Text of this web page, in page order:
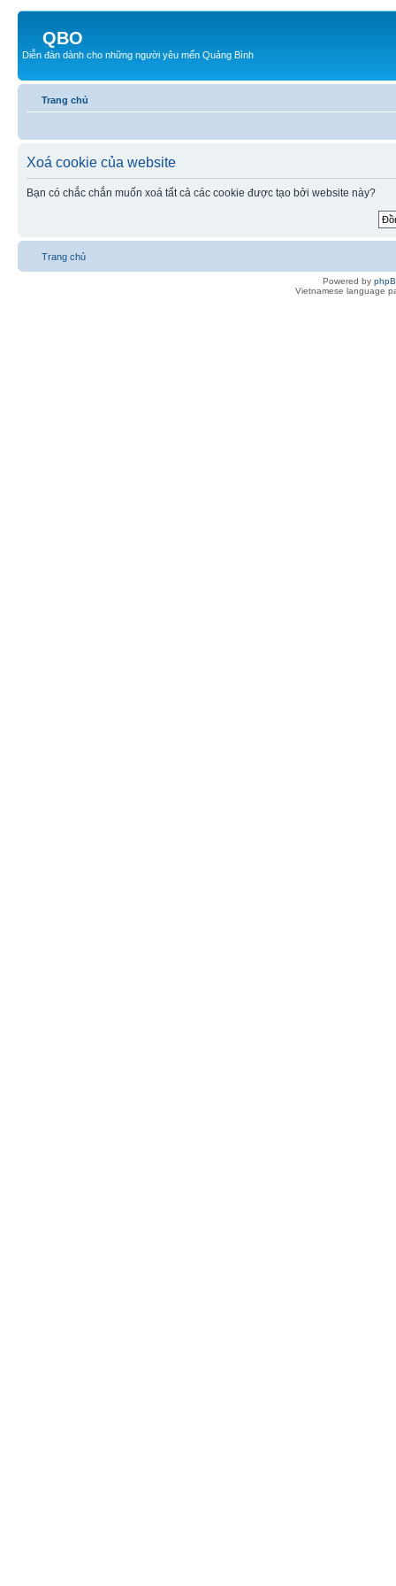
QBO
Diễn đàn dành cho những người yêu mến Quảng Bình
Trang chủ
Xoá cookie của website
Bạn có chắc chắn muốn xoá tất cả các cookie được tạo bởi website này?
Trang chủ
Powered by
Vietnamese language